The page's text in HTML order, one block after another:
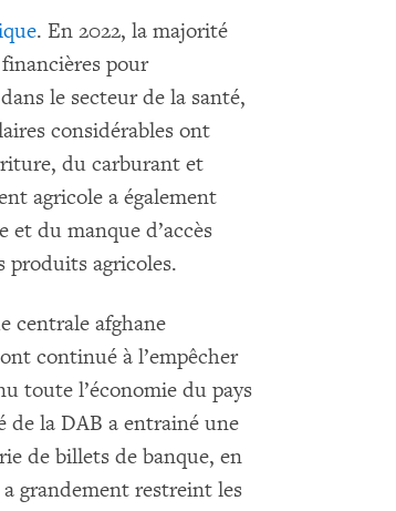
. En 2022, la majorité
pour
le secteur de la santé,
considérables ont
du carburant et
agricole a également
et du manque d’accès
produits agricoles.
centrale afghane
continué à l’empêcher
toute l’économie du pays
de la DAB a entrainé une
de billets de banque, en
grandement restreint les